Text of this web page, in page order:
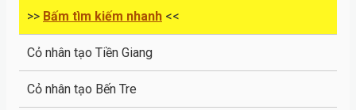
>> Bấm tìm kiếm nhanh <<
Cỏ nhân tạo Tiền Giang
Cỏ nhân tạo Bến Tre